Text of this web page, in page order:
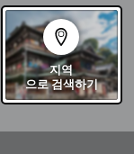
지역
으로 검색하기